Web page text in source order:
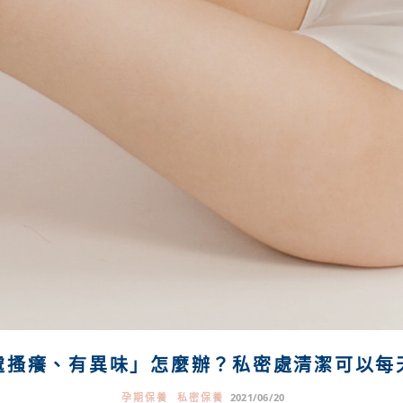
搔癢、有異味」怎麼辦？私密處清潔可以每
孕期保養 私密保養 2021/06/20